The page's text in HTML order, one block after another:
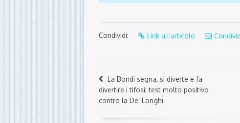
Condividi: Link all'articolo
La Bondi segna, si diverte e fa
divertire i tifosi: test molto positivo
contro la De’ Longhi